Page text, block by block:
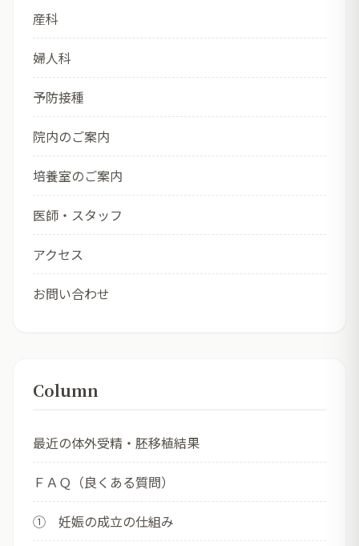
産科
婦人科
予防接種
院内のご案内
培養室のご案内
医師・スタッフ
アクセス
お問い合わせ
Column
最近の体外受精・胚移植結果
ＦＡＱ（良くある質問）
① 妊娠の成立の仕組み